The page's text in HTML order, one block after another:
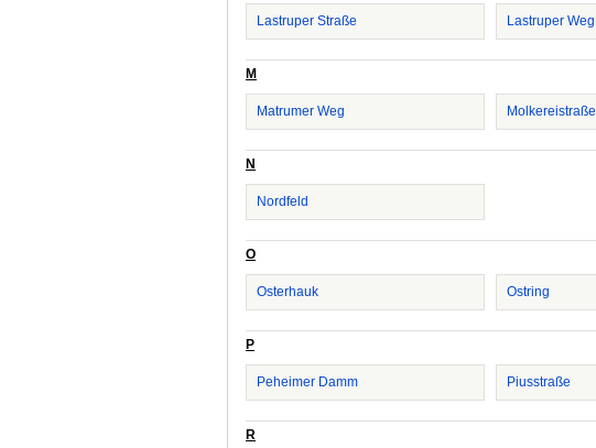
Lastruper Straße Lastruper Weg
M
Matrumer Weg Molkereistraße
N
Nordfeld
O
Osterhauk Ostring
P
Peheimer Damm Piusstraße
R